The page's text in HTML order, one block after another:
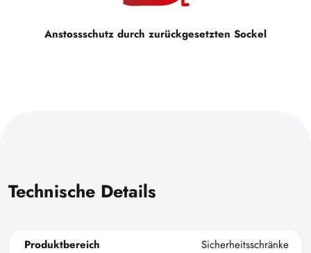
Anstossschutz durch zurückgesetzten Sockel
Technische Details
Produktbereich
Sicherheitsschränke